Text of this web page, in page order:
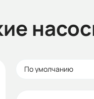
По умолчанию